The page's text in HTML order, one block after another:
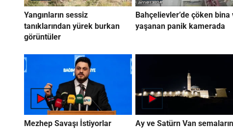
Yangınların sessiz
tanıklarından yürek burkan
görüntüler
Bahçelievler’de çöken bina
yaşanan panik kamerada
Mezhep Savaşı İstiyorlar
Ay ve Satürn Van